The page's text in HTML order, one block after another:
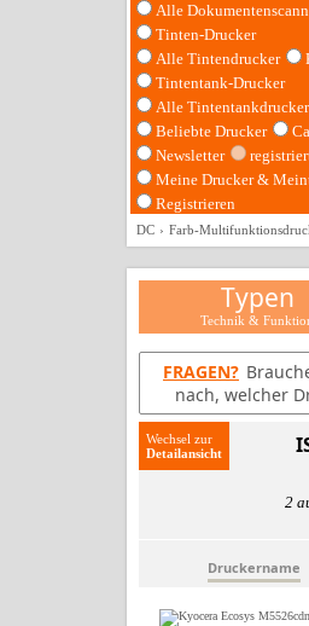
Alle
Tinten-Drucker
Alle Tintendrucker
Tintentank-Drucker
Alle Tintentankdrucker
Beliebte Drucker
Newsletter
Meine Drucker &
Registrieren
DC Farb-
Typen
Technik &
FRAGEN?
nach, welcher
Wechsel zur
2
Druckername